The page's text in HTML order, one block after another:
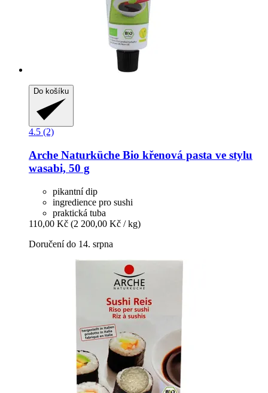
Do košíku
4.5 (2)
Arche Naturküche Bio křenová pasta ve stylu
wasabi, 50 g
pikantní dip
ingredience pro sushi
praktická tuba
110,00 Kč (2 200,00 Kč / kg)
Doručení do 14. srpna